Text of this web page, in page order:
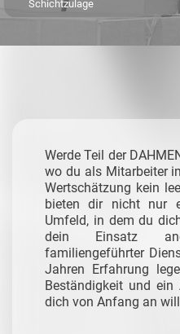
Schichtzulage
Werde Teil der
wo du als Mitarbeiter
Wertschätzung kein
bieten dir nicht nur
Umfeld, in dem du
dein Einsatz
familiengeführter
Jahren Erfahrung
Beständigkeit und
dich von Anfang an